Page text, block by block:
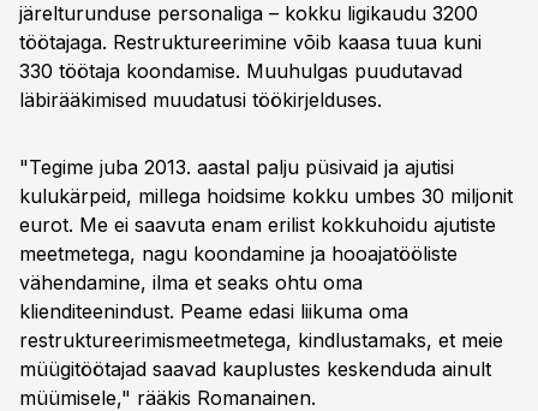
järelturunduse personaliga – kokku ligikaudu 3200
töötajaga. Restruktureerimine võib kaasa tuua kuni
330 töötaja koondamise. Muuhulgas puudutavad
läbirääkimised muudatusi töökirjelduses.
"Tegime juba 2013. aastal palju püsivaid ja ajutisi
kulukärpeid, millega hoidsime kokku umbes 30 miljonit
eurot. Me ei saavuta enam erilist kokkuhoidu ajutiste
meetmetega, nagu koondamine ja hooajatööliste
vähendamine, ilma et seaks ohtu oma
klienditeenindust. Peame edasi liikuma oma
restruktureerimismeetmetega, kindlustamaks, et meie
müügitöötajad saavad kauplustes keskenduda ainult
müümisele," rääkis Romanainen.